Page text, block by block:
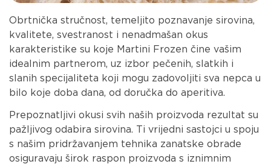
Obrtnička stručnost, temeljito poznavanje sirovina,
kvalitete, svestranost i nenadmašan okus
karakteristike su koje Martini Frozen čine vašim
idealnim partnerom, uz izbor pečenih, slatkih i
slanih specijaliteta koji mogu zadovoljiti sva nepca u
bilo koje doba dana, od doručka do aperitiva.
Prepoznatljivi okusi svih naših proizvoda rezultat su
pažljivog odabira sirovina. Ti vrijedni sastojci u spoju
s našim pridržavanjem tehnika zanatske obrade
osiguravaju širok raspon proizvoda s iznimnim